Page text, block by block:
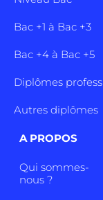
Bac +1 à Bac +3
Bac +4 à Bac +5
Diplômes
Autres diplômes
A PROPOS
Qui sommes-
nous ?